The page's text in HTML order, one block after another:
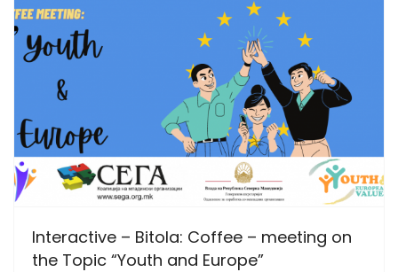
Interactive – Bitola: Coffee – meeting on
the Topic “Youth and Europe”